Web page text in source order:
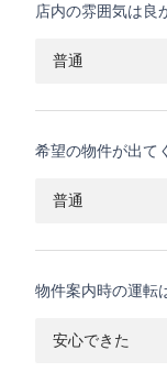
店内の雰囲気は良
普通
希望の物件が出て
普通
物件案内時の運転
安心できた